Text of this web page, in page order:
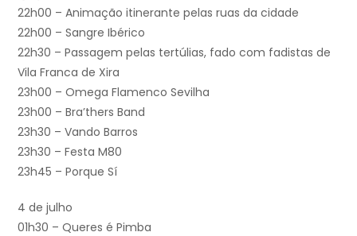
22h00 – Animação itinerante pelas ruas da cidade
22h00 – Sangre Ibérico
22h30 – Passagem pelas tertúlias, fado com fadistas de
Vila Franca de Xira
23h00 – Omega Flamenco Sevilha
23h00 – Bra’thers Band
23h30 – Vando Barros
23h30 – Festa M80
23h45 – Porque Sí
4 de julho
01h30 – Queres é Pimba